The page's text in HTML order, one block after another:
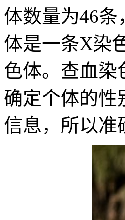
体数量为46
体是一条X染
色体。查血染
确定个体的性
信息，所以准